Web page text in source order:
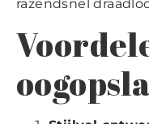
razendsnel